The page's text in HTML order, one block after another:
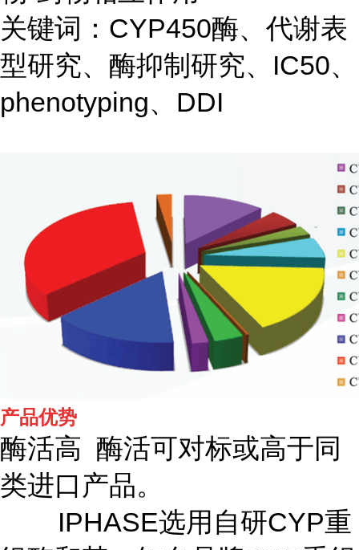
关键词：CYP450酶、代谢表
型研究、酶抑制研究、IC50、
phenotyping、DDI
产品优势
酶活高 酶活可对标或高于同
类进口产品。
IPHASE选用自研CYP重